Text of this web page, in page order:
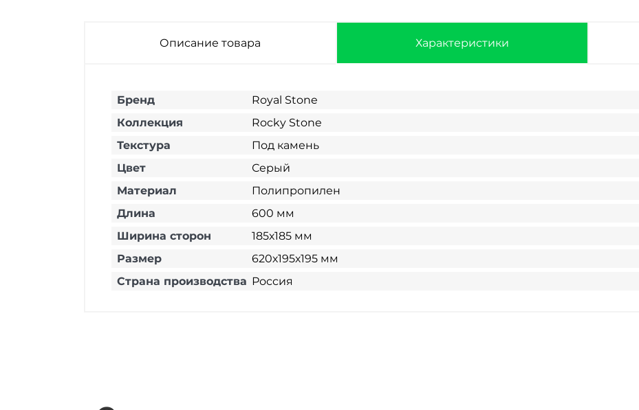
Описание товара Характеристики
Бренд
Royal Stone
Коллекция
Rocky Stone
Текстура
Под камень
Цвет
Серый
Материал
Полипропилен
Длина
600 мм
Ширина сторон
185х185 мм
Размер
620х195х195 мм
Страна производства Россия